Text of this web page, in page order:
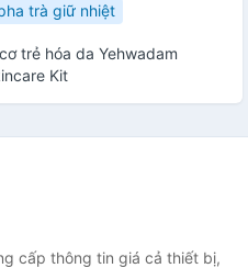
trà giữ nhiệt
trẻ hóa da Yehwadam
Kit
cấp thông tin giá cả thiết bị,